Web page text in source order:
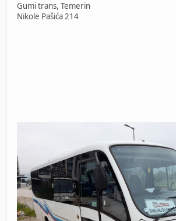
Gumi trans, Temerin
Nikole Pašića 214